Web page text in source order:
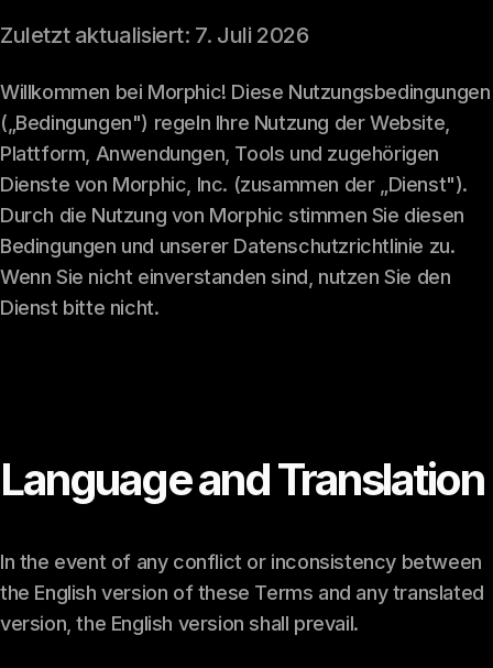
Zuletzt aktualisiert: 7. Juli 2026
Willkommen bei Morphic! Diese Nutzungsbedingungen
(„Bedingungen") regeln Ihre Nutzung der Website,
Plattform, Anwendungen, Tools und zugehörigen
Dienste von Morphic, Inc. (zusammen der „Dienst").
Durch die Nutzung von Morphic stimmen Sie diesen
Bedingungen und unserer Datenschutzrichtlinie zu.
Wenn Sie nicht einverstanden sind, nutzen Sie den
Dienst bitte nicht.
Language and Translation
In the event of any conflict or inconsistency between
the English version of these Terms and any translated
version, the English version shall prevail.